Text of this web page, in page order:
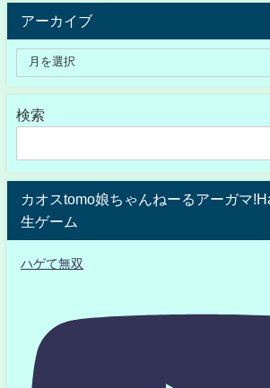
アーカイブ
検索
カオスtomo娘ちゃんねーるアーガマ
生ゲーム
ハゲて無双